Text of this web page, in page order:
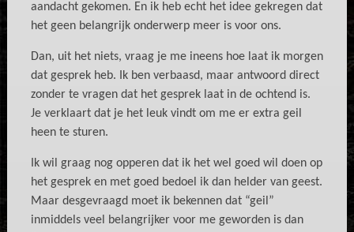
aandacht gekomen. En ik heb echt het idee gekregen dat
het geen belangrijk onderwerp meer is voor ons.
Dan, uit het niets, vraag je me ineens hoe laat ik morgen
dat gesprek heb. Ik ben verbaasd, maar antwoord direct
zonder te vragen dat het gesprek laat in de ochtend is.
Je verklaart dat je het leuk vindt om me er extra geil
heen te sturen.
Ik wil graag nog opperen dat ik het wel goed wil doen op
het gesprek en met goed bedoel ik dan helder van geest.
Maar desgevraagd moet ik bekennen dat “geil”
inmiddels veel belangrijker voor me geworden is dan